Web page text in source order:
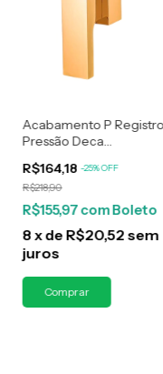
Acabamento P Registro
Pressão Deca
Dourado
R$164,18 -25%OFF
R$218,90
R$155,97comBoleto
8 xde R$20,52 sem
juros